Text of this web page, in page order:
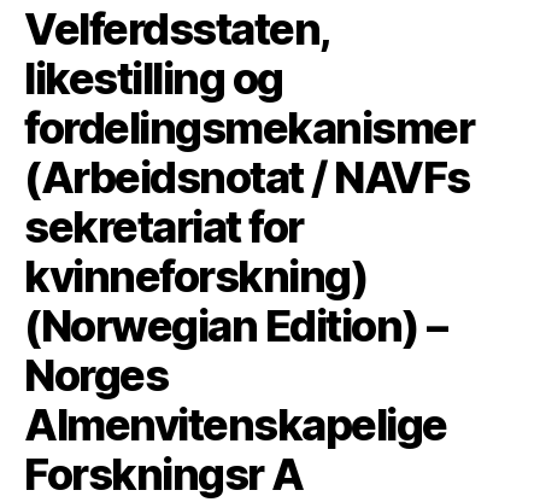
Velferdsstaten,
likestilling og
fordelingsmekanismer
(Arbeidsnotat / NAVFs
sekretariat for
kvinneforskning)
(Norwegian Edition) –
Norges
Almenvitenskapelige
Forskningsr A